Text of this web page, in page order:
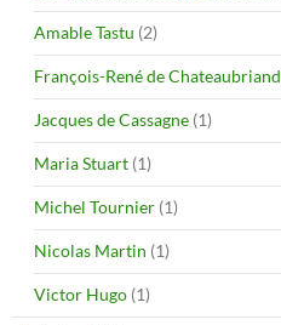
Amable Tastu (2)
François-René de Chateaubriand
Jacques de Cassagne (1)
Maria Stuart (1)
Michel Tournier (1)
Nicolas Martin (1)
Victor Hugo (1)